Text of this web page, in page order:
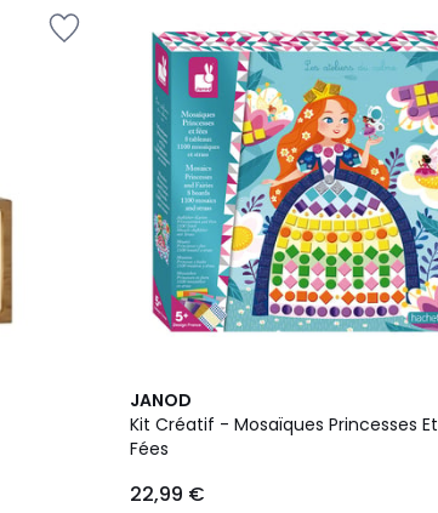
JANOD
Kit Créatif - Mosaïques Princesses Et
Fées
22,99 €